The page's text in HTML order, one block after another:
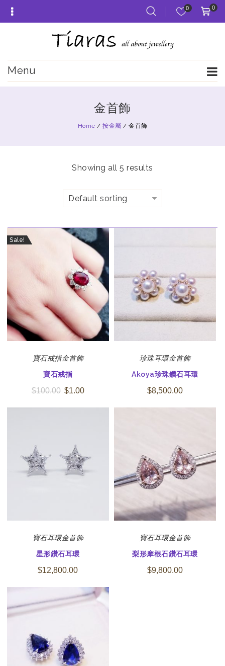
0
0
Menu
金首飾
Home / 按金屬 / 金首飾
Showing all 5 results
Default sorting
Sale!
寶石戒指金首飾
寶石戒指
$100.00 $1.00
珍珠耳環金首飾
Akoya珍珠鑽石耳環
$8,500.00
寶石耳環金首飾
星形鑽石耳環
$12,800.00
寶石耳環金首飾
梨形摩根石鑽石耳環
$9,800.00